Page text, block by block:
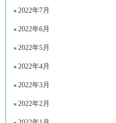
2022年7月
2022年6月
2022年5月
2022年4月
2022年3月
2022年2月